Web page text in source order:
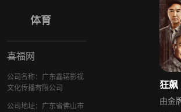
体育
喜福网
公司名称：广东鑫锘影视
文化传播有限公司
公司地址：广东省佛山市
狂飙